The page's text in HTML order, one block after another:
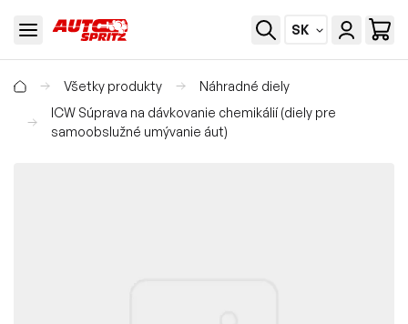
SK
Všetky produkty
Náhradné diely
ICW Súprava na dávkovanie chemikálií (diely pre
samoobslužné umývanie áut)